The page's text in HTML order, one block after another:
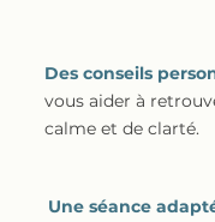
Des conseils
vous aider à
calme et de clarté.
Une séance